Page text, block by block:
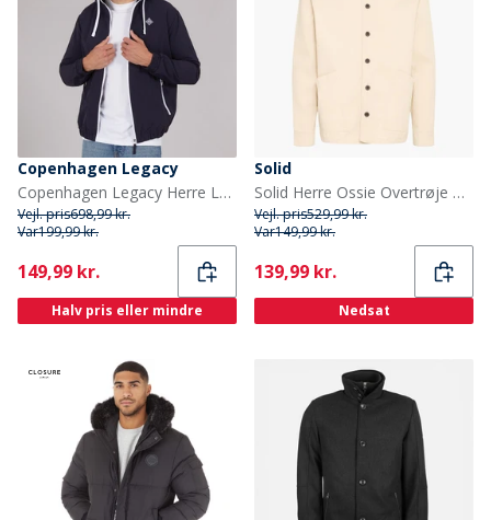
Copenhagen Legacy
Copenhagen Legacy Herre Lette jakker Flade
Vejl. pris698,99 kr.
Var199,99 kr.
Current
149,99 kr.
Halv pris eller mindre
Solid
Solid Herre Ossie Overtrøje Oatmeal
Vejl. pris529,99 kr.
Var149,99 kr.
Current
139,99 kr.
Nedsat